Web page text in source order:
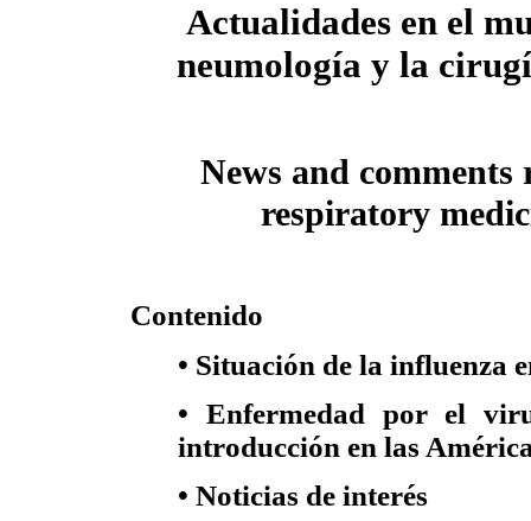
Actualidades en el
neumología y la
News and comments
respiratory
Contenido
• Situación de la influenza
• Enfermedad por el
introducción en las
• Noticias de interés